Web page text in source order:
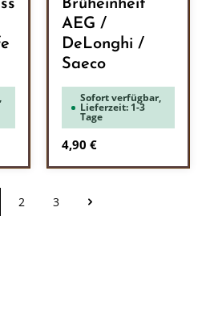
Brüheinheit
AEG /
DeLonghi /
Saeco
Sofort verfügbar,
Lieferzeit: 1-3
Tage
Regulärer Preis:
4,90 €
Seite
2 Seite
3